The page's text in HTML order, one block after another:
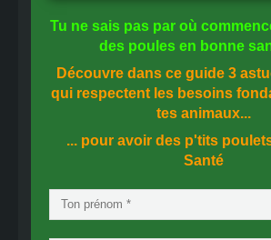
Tu ne sais pas par où
des poules en bonne
Découvre dans ce guide 3
qui respectent les besoins
tes animaux...
... pour avoir des p'tits
Santé